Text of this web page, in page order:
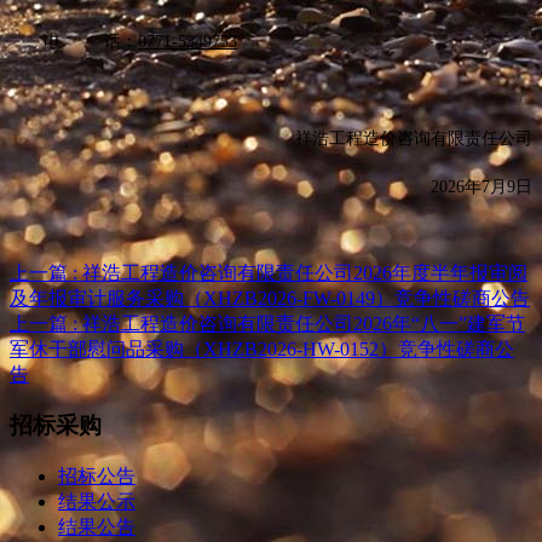
电 话：0771-5349753
祥浩工程造价咨询有限责任公司
2026年7月9日
上一篇 : 祥浩工程造价咨询有限责任公司2026年度半年报审阅
及年报审计服务采购（XHZB2026-FW-0149）竞争性磋商公告
上一篇 : 祥浩工程造价咨询有限责任公司2026年“八一”建军节
军休干部慰问品采购（XHZB2026-HW-0152）竞争性磋商公
告
招标采购
招标公告
结果公示
结果公告